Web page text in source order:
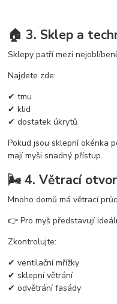
🏠 3. Sklep a
Sklepy patří mezi
Najdete zde:
✔ tmu
✔ klid
✔ dostatek úkrytů
Pokud jsou sklepní okénka
mají myši snadný přístup.
🌬️ 4. Větrací
Mnoho domů má větrací
👉 Pro myš představují
Zkontrolujte:
✔ ventilační mřížky
✔ sklepní větrání
✔ odvětrání fasády